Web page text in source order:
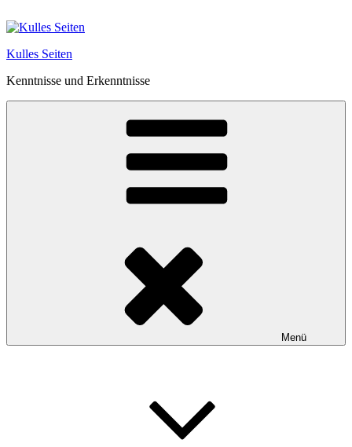
Inhalt
Kulles Seiten
Kenntnisse und Erkenntnisse
Menü